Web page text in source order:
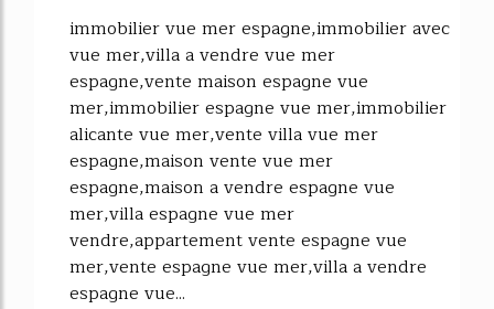
immobilier vue mer espagne,immobilier avec
vue mer,villa a vendre vue mer
espagne,vente maison espagne vue
mer,immobilier espagne vue mer,immobilier
alicante vue mer,vente villa vue mer
espagne,maison vente vue mer
espagne,maison a vendre espagne vue
mer,villa espagne vue mer
vendre,appartement vente espagne vue
mer,vente espagne vue mer,villa a vendre
espagne vue...